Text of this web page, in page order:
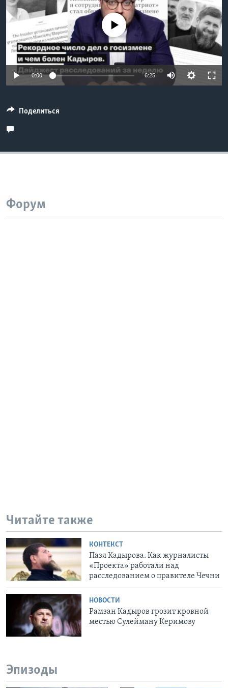
Learning English
СОЦИАЛЬНЫЕ СЕТИ
No media source currently available
0:00 6:25
Поделиться
Форум
Читайте также
КОНТЕКСТ
Пазл Кадырова. Как журналисты
«Проекта» работали над
расследованием о правителе Чечни
НОВОСТИ
Рамзан Кадыров грозит кровной
местью Сулейману Керимову
Эпизоды